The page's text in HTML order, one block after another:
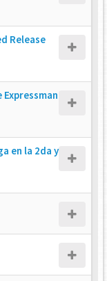
Release
en la 2da y